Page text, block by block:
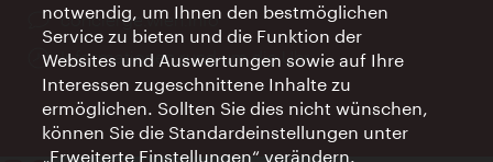
Ort:
concierge.wien.info
Öffnungszeiten:
Informationen rund um die Uhr
notwendig, um Ihnen den bestmöglichen
Service zu bieten und die Funktion der
Websites und Auswertungen sowie auf Ihre
Interessen zugeschnittene Inhalte zu
ermöglichen. Sollten Sie dies nicht wünschen,
können Sie die Standardeinstellungen unter
„Erweiterte Einstellungen“ verändern.